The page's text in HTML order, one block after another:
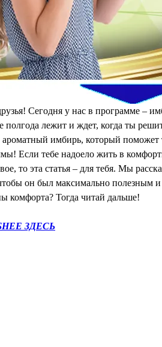
Сегодня у нас в программе –
полгода лежит и ждет, когда ты
имбирь, который поможет
Если тебе надоело жить в
то эта статья – для тебя. Мы
он был максимально полезным
комфорта? Тогда читай дальше!
ЗДЕСЬ